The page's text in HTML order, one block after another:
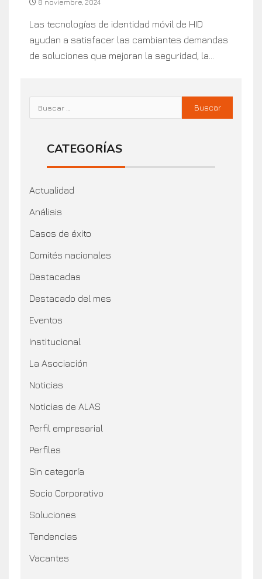
8 noviembre, 2024
Las tecnologías de identidad móvil de HID
ayudan a satisfacer las cambiantes demandas
de soluciones que mejoran la seguridad, la...
CATEGORÍAS
Actualidad
Análisis
Casos de éxito
Comités nacionales
Destacadas
Destacado del mes
Eventos
Institucional
La Asociación
Noticias
Noticias de ALAS
Perfil empresarial
Perfiles
Sin categoría
Socio Corporativo
Soluciones
Tendencias
Vacantes